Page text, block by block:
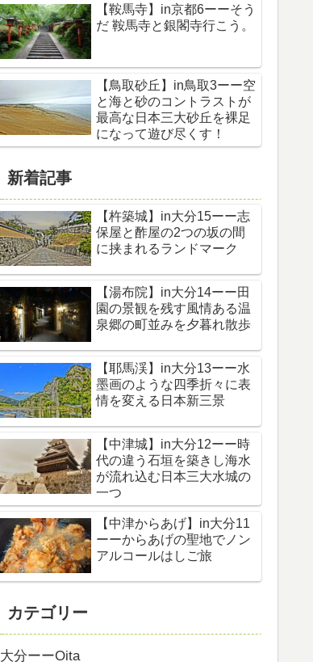
【鞍馬寺】in京都6ーーそう
だ 鞍馬寺と銀閣寺行こう。
【鳥取砂丘】in鳥取3ーー空
と海と砂のコントラストが
最高な日本三大砂丘を裸足
になって遊び尽くす！
新着記事
【杵築城】in大分15ーー志
保屋と酢屋の2つの坂の間
に挟まれるランドマーク
【湯布院】in大分14ーー田
園の景観を残す風情ある温
泉郷の町並みを夕暮れ散歩
【耶馬渓】in大分13ーー水
墨画のような四季折々に表
情を変える日本新三景
【中津城】in大分12ーー時
代の違う石垣を築きし海水
が流れ込む日本三大水城の
一つ
【中津からあげ】in大分11
ーーからあげの聖地でノン
アルコールはしご旅
カテゴリー
大分ーーOita